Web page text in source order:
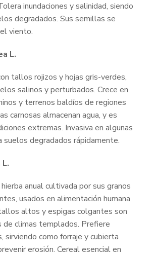
inundaciones y salinidad, siendo
degradados. Sus semillas se
viento.
L.
tallos rojizos y hojas gris-verdes,
salinos y perturbados. Crece en
y terrenos baldíos de regiones
carnosas almacenan agua, y es
extremas. Invasiva en algunas
suelos degradados rápidamente.
anual cultivada por sus granos
usados en alimentación humana
altos y espigas colgantes son
de climas templados. Prefiere
sirviendo como forraje y cubierta
erosión. Cereal esencial en